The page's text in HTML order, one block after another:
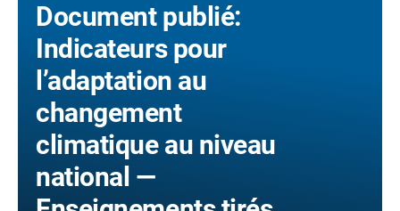
Document publié:
Indicateurs pour
l’adaptation au
changement
climatique au niveau
national —